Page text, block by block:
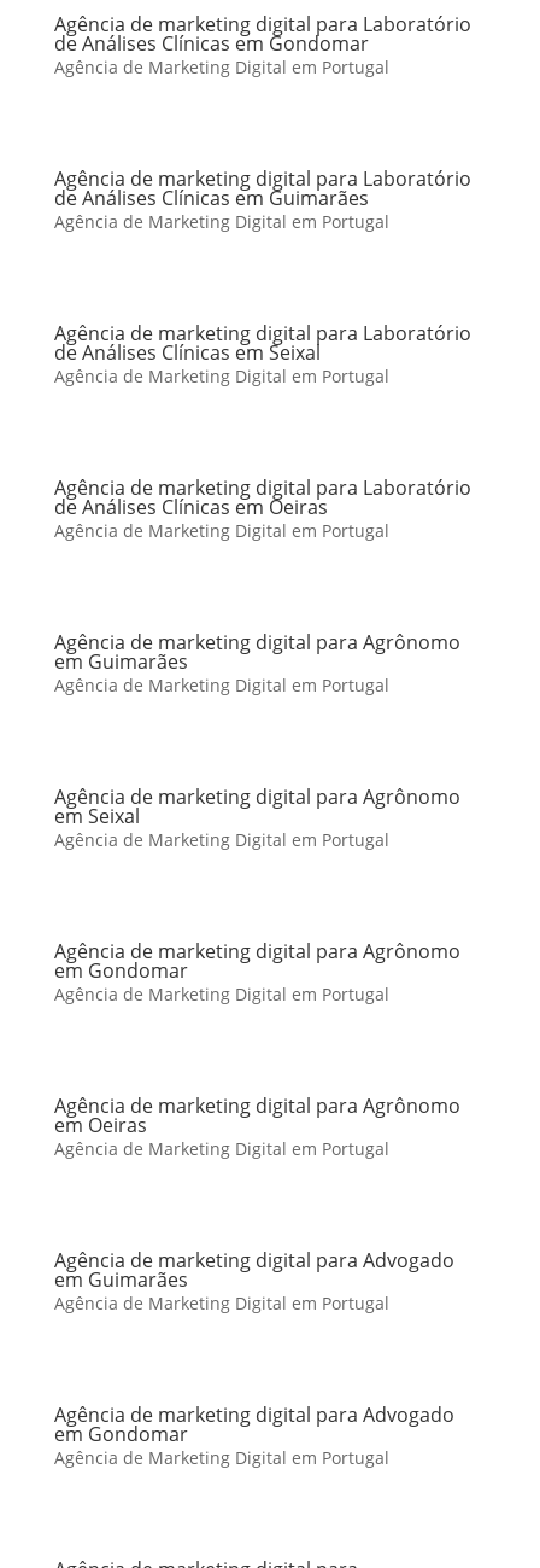
Agência de marketing digital para Laboratório
de Análises Clínicas em Gondomar
Agência de Marketing Digital em Portugal
Agência de marketing digital para Laboratório
de Análises Clínicas em Guimarães
Agência de Marketing Digital em Portugal
Agência de marketing digital para Laboratório
de Análises Clínicas em Seixal
Agência de Marketing Digital em Portugal
Agência de marketing digital para Laboratório
de Análises Clínicas em Oeiras
Agência de Marketing Digital em Portugal
Agência de marketing digital para Agrônomo
em Guimarães
Agência de Marketing Digital em Portugal
Agência de marketing digital para Agrônomo
em Seixal
Agência de Marketing Digital em Portugal
Agência de marketing digital para Agrônomo
em Gondomar
Agência de Marketing Digital em Portugal
Agência de marketing digital para Agrônomo
em Oeiras
Agência de Marketing Digital em Portugal
Agência de marketing digital para Advogado
em Guimarães
Agência de Marketing Digital em Portugal
Agência de marketing digital para Advogado
em Gondomar
Agência de Marketing Digital em Portugal